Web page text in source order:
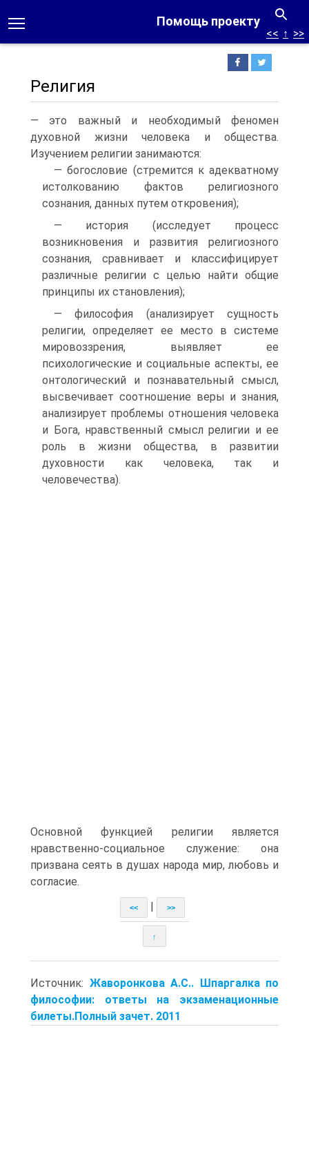
Помощь проекту
<< ↑ >>
Религия
— это важный и необходимый феномен
духовной жизни человека и общества.
Изучением религии занимаются:
— богословие (стремится к адекватному
истолкованию фактов религиозного
сознания, данных путем откровения);
— история (исследует процесс
возникновения и развития религиозного
сознания, сравнивает и классифицирует
различные религии с целью найти общие
принципы их становления);
— философия (анализирует сущность
религии, определяет ее место в системе
мировоззрения, выявляет ее
психологические и социальные аспекты, ее
онтологический и познавательный смысл,
высвечивает соотношение веры и знания,
анализирует проблемы отношения человека
и Бога, нравственный смысл религии и ее
роль в жизни общества, в развитии
духовности как человека, так и
человечества).
Основной функцией религии является
нравственно-социальное служение: она
призвана сеять в душах народа мир, любовь и
согласие.
<< >>
↑
Источник: Жаворонкова А.С.. Шпаргалка по
философии: ответы на экзаменационные
билеты.Полный зачет. 2011